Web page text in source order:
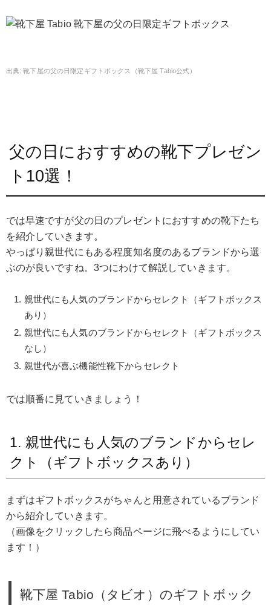
靴下屋の父の日限定ギフトボックス（靴下屋 Tabio公式）
父の日におすすめの靴下プレゼン
ト10選！
では早速ですが父の日のプレゼントにおすすめの靴下たち
を紹介していきます。
やっぱり親世代にもある程度知名度のあるブランドから選
ぶのが良いですね。3つにわけて解説していきます。
親世代にも人気のブランドからセレクト（ギフトボックス
あり）
親世代にも人気のブランドからセレクト（ギフトボックス
なし）
親世代が喜ぶ機能性靴下からセレクト
では順番に見ていきましょう！
1. 親世代にも人気のブランドからセレ
クト（ギフトボックスあり）
まずはギフトボックスがちゃんと用意されているブランド
から紹介していきます。
（画像をクリックしたら商品ページに飛べるようにしてい
ます！）
靴下屋 Tabio（タビオ）のギフトボック